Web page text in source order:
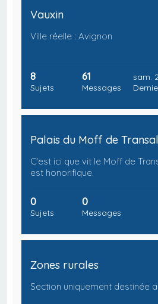
Vauxin
Ville réelle : Avignon
8
Sujets
61
Messages
sam.
Palais du Moff de
C'est ici que vit le Moff de
est honorifique.
0
Sujets
0
Messages
Zones rurales
Section uniquement destinée